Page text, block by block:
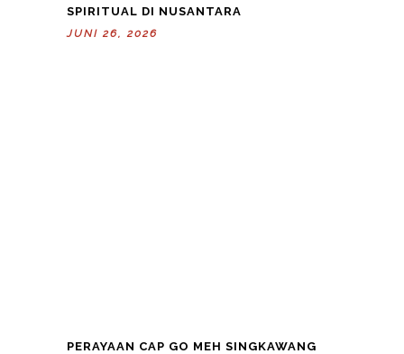
SPIRITUAL DI NUSANTARA
JUNI 26, 2026
PERAYAAN CAP GO MEH SINGKAWANG